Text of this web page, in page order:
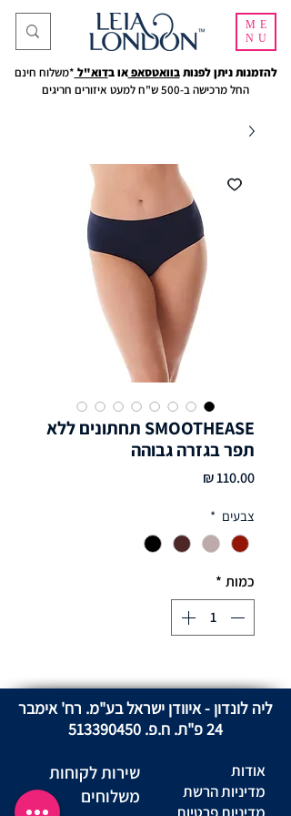
ME
NU
להזמנות ניתן לפנות בוואטסאפאו בדוא"ל *משלוח חינם
החל מרכישה ב-500 ש"ח למעט איזורים חריגים
SMOOTHEASE תחתונים ללא
תפר בגזרה גבוהה
צבעים *
כמות *
ליה לונדון - איוודן ישראל בע"מ. רח' אימבר
24 פ"ת. ח.פ.
513390450
שירות לקוחות
משלוחים
אודות
מדיניות הרשת